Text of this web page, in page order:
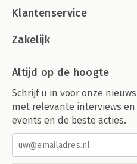
Klantenservice
Zakelijk
Altijd op de hoogte
Schrijf u in voor onze
met relevante interviews
events en de beste acties.